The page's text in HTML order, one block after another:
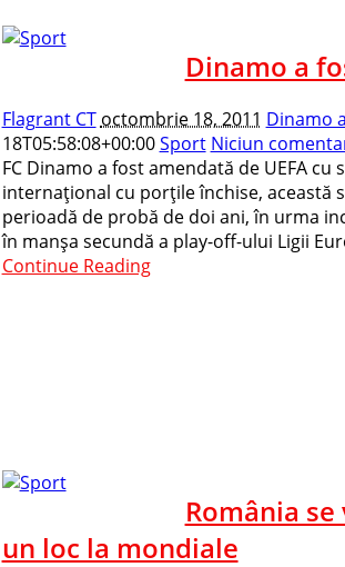
Dinamo a
Flagrant CT octombrie 18, 2011 Dinamo
18T05:58:08+00:00 Sport Niciun
FC Dinamo a fost amendată de UEFA
internaţional cu porţile închise, această
perioadă de probă de doi ani, în urma
în manşa secundă a play-off-ului Ligii
Continue Reading
România
un loc la mondiale